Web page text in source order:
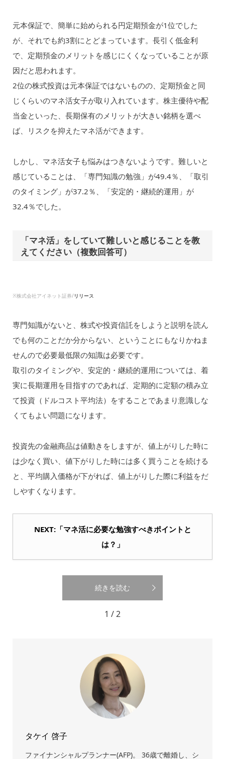
元本保証で、簡単に始められる円定期預金が1位でした
が、それでも約3割にとどまっています。長引く低金利
で、定期預金のメリットを感じにくくなっていることが原
因だと思われます。
2位の株式投資は元本保証ではないものの、定期預金と同
じくらいのマネ活女子が取り入れています。株主優待や配
当金といった、長期保有のメリットが大きい銘柄を選べ
ば、リスクを抑えたマネ活ができます。
しかし、マネ活女子も悩みはつきないようです。難しいと
感じていることは、「専門知識の勉強」が49.4％、「取引
のタイミング」が37.2％、「安定的・継続的運用」が
32.4％でした。
「マネ活」をしていて難しいと感じることを教
えてください（複数回答可）
※株式会社アイネット証券/リリース
専門知識がないと、株式や投資信託をしようと説明を読ん
でも何のことだか分からない、ということにもなりかねま
せんので必要最低限の知識は必要です。
取引のタイミングや、安定的・継続的運用については、着
実に長期運用を目指すのであれば、定期的に定額の積み立
て投資（ドルコスト平均法）をすることであまり意識しな
くてもよい問題になります。
投資先の金融商品は値動きをしますが、値上がりした時に
は少なく買い、値下がりした時には多く買うことを続ける
と、平均購入価格が下がれば、値上がりした際に利益をだ
しやすくなります。
NEXT:「マネ活に必要な勉強すべきポイントと
は？」
続きを読む
1 / 2
タケイ 啓子
ファイナンシャルプランナー(AFP)。 36歳で離婚し、シ